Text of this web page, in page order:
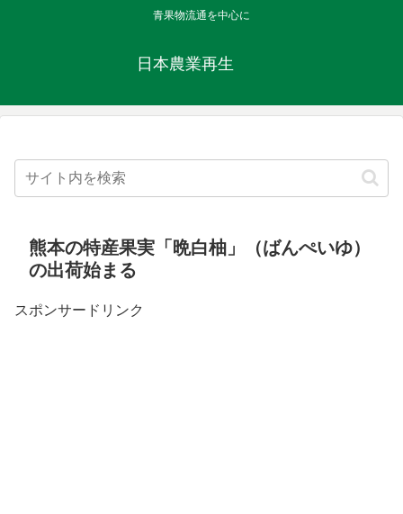
青果物流通を中心に
日本農業再生
熊本の特産果実「晩白柚」（ばんぺいゆ）
の出荷始まる
スポンサードリンク